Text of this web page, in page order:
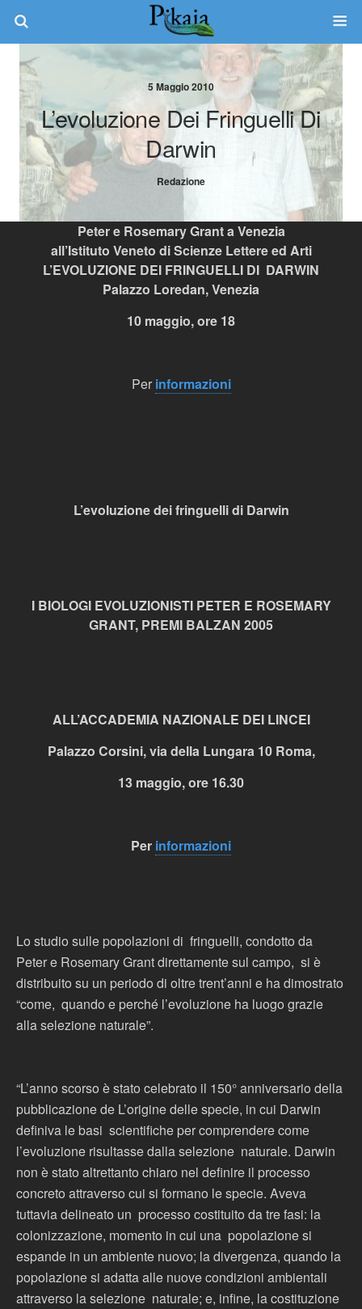
5 Maggio 2010
L’evoluzione Dei Fringuelli Di
Darwin
Redazione
Peter e Rosemary Grant a Venezia
all’Istituto Veneto di Scienze Lettere ed Arti
L’EVOLUZIONE DEI FRINGUELLI DI DARWIN
Palazzo Loredan, Venezia
10 maggio, ore 18
Per informazioni
L’evoluzione dei fringuelli di Darwin
I BIOLOGI EVOLUZIONISTI PETER E ROSEMARY
GRANT, PREMI BALZAN 2005
ALL’ACCADEMIA NAZIONALE DEI LINCEI
Palazzo Corsini, via della Lungara 10 Roma,
13 maggio, ore 16.30
Per informazioni
Lo studio sulle popolazioni di fringuelli, condotto da
Peter e Rosemary Grant direttamente sul campo, si è
distribuito su un periodo di oltre trent’anni e ha dimostrato
“come, quando e perché l’evoluzione ha luogo grazie
alla selezione naturale”.
“L’anno scorso è stato celebrato il 150° anniversario della
pubblicazione de L’origine delle specie, in cui Darwin
definiva le basi scientifiche per comprendere come
l’evoluzione risultasse dalla selezione naturale. Darwin
non è stato altrettanto chiaro nel definire il processo
concreto attraverso cui si formano le specie. Aveva
tuttavia delineato un processo costituito da tre fasi: la
colonizzazione, momento in cui una popolazione si
espande in un ambiente nuovo; la divergenza, quando la
popolazione si adatta alle nuove condizioni ambientali
attraverso la selezione naturale; e, infine, la costituzione